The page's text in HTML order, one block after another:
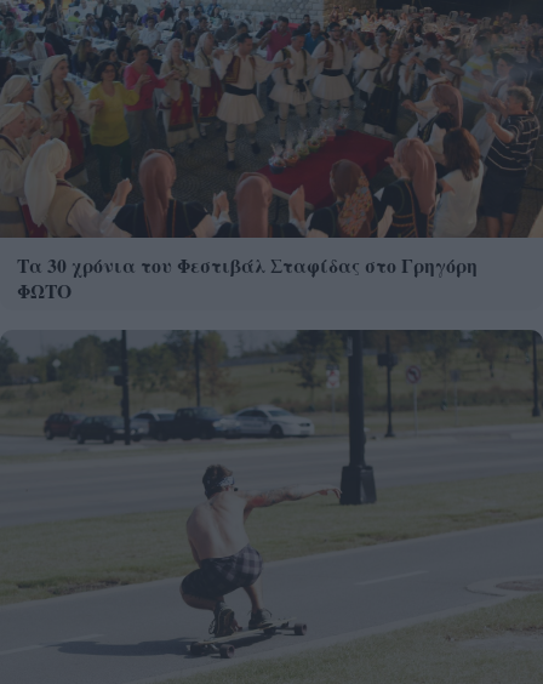
Τα 30 χρόνια του Φεστιβάλ Σταφίδας στο Γρηγόρη
ΦΩΤΟ